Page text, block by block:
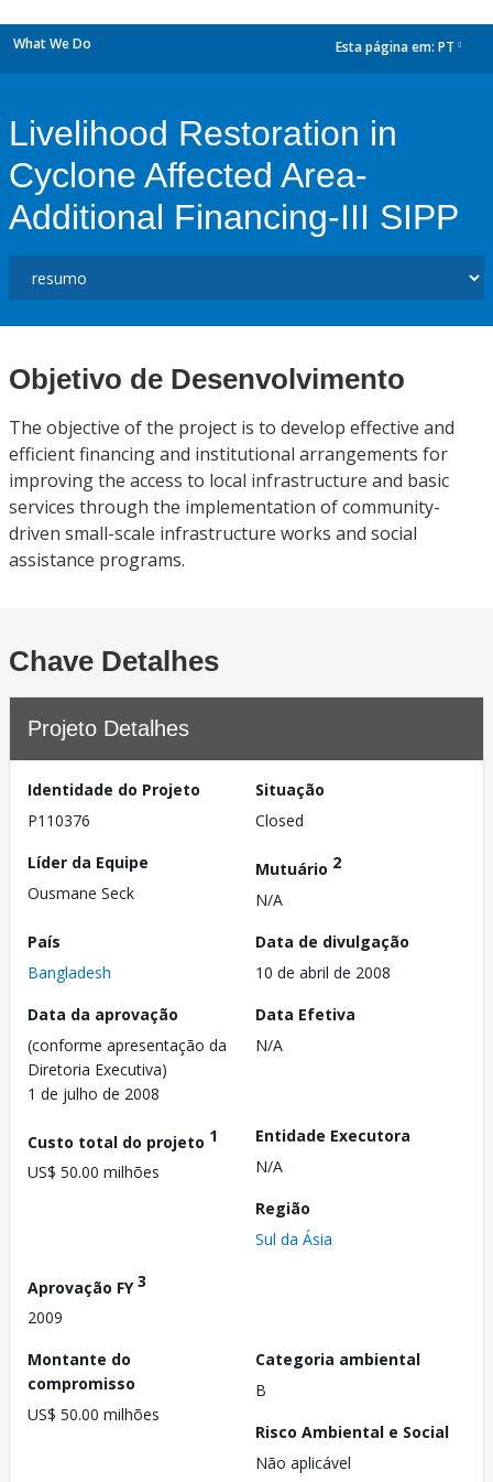
What We Do Esta página em: PT
Livelihood Restoration in
Cyclone Affected Area-
Additional Financing-III SIPP
Objetivo de Desenvolvimento
The objective of the project is to develop effective and
efficient financing and institutional arrangements for
improving the access to local infrastructure and basic
services through the implementation of community-
driven small-scale infrastructure works and social
assistance programs.
Chave Detalhes
Projeto Detalhes
Identidade do Projeto
P110376
Situação
Closed
Líder da Equipe
Ousmane Seck
Mutuário 2
N/A
País
Bangladesh
Data de divulgação
10 de abril de 2008
Data da aprovação
(conforme apresentação da
Diretoria Executiva)
1 de julho de 2008
Data Efetiva
N/A
Custo total do projeto 1
US$ 50.00 milhões
Entidade Executora
N/A
Região
Sul da Ásia
Aprovação FY3
2009
Montante do
compromisso
US$ 50.00 milhões
Categoria ambiental
B
Risco Ambiental e Social
Não aplicável